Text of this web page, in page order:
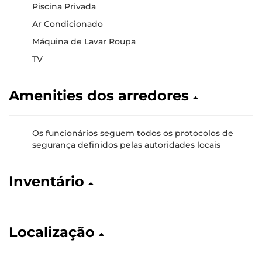
Piscina Privada
Ar Condicionado
Máquina de Lavar Roupa
TV
Amenities dos arredores
Os funcionários seguem todos os protocolos de
segurança definidos pelas autoridades locais
Inventário
Localização